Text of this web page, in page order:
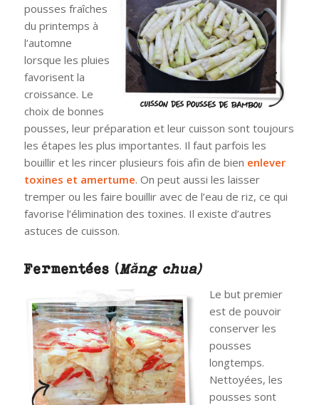
pousses fraîches
du printemps à
l’automne
lorsque les pluies
favorisent la
croissance. Le
choix de bonnes
pousses, leur préparation et leur cuisson sont toujours
les étapes les plus importantes. Il faut parfois les
bouillir et les rincer plusieurs fois afin de bien enlever
toxines et amertume. On peut aussi les laisser
tremper ou les faire bouillir avec de l’eau de riz, ce qui
favorise l’élimination des toxines. Il existe d’autres
astuces de cuisson.
Fermentées (Măng chua)
Le but premier
est de pouvoir
conserver les
pousses
longtemps.
Nettoyées, les
pousses sont